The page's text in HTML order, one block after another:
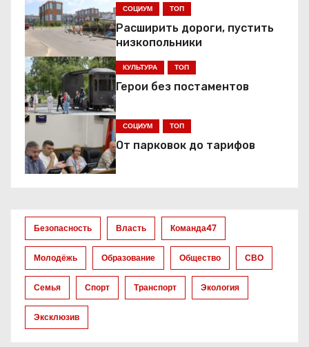
г
а
ц
и
я
п
з
а
п
и
с
СОЦИУМ ТОП
Расширить дороги, пустить
низкопольники
КУЛЬТУРА ТОП
Герои без постаментов
СОЦИУМ ТОП
От парковок до тарифов
Безопасность Власть Команда47
Молодёжь Образование Общество СВО
Семья Спорт Транспорт Экология
Эксклюзив